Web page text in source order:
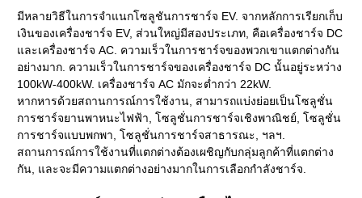
มีหลายวิธีในการจำแนกโซลูชันการชาร์จ EV. จากหลักการเรียกเก็บ
เงินของเครื่องชาร์จ EV, ส่วนใหญ่มีสองประเภท, คือเครื่องชาร์จ DC
และเครื่องชาร์จ AC. ความเร็วในการชาร์จของพวกเขาแตกต่างกัน
อย่างมาก. ความเร็วในการชาร์จของเครื่องชาร์จ DC นั้นอยู่ระหว่าง
100kW-400kW. เครื่องชาร์จ AC มักจะต่ำกว่า 22kW.
หากหารด้วยสถานการณ์การใช้งาน, สามารถแบ่งย่อยเป็นโซลูชั่น
การชาร์จยานพาหนะไฟฟ้า, โซลูชั่นการชาร์จเชิงพาณิชย์, โซลูชั่น
การชาร์จแบบพกพา, โซลูชั่นการชาร์จสาธารณะ, ฯลฯ.
สถานการณ์การใช้งานที่แตกต่างต้องเผชิญกับกลุ่มลูกค้าที่แตกต่าง
กัน, และจะมีความแตกต่างอย่างมากในการเลือกกำลังชาร์จ.